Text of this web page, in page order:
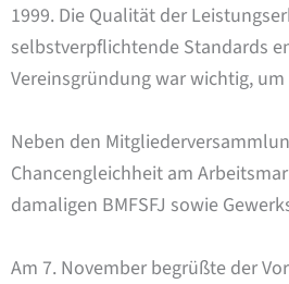
1999. Die Qualität der
selbstverpflichtende Standards
Vereinsgründung war wichtig,
Neben den
Chancengleichheit am
damaligen BMFSFJ sowie
Am 7. November begrüßte der